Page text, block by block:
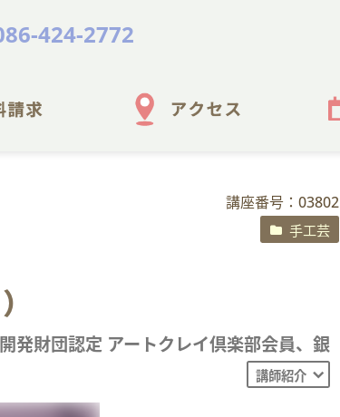
424-2772
講座番号：03802
手工芸
財団認定 アートクレイ倶楽部会員、銀
講師紹介